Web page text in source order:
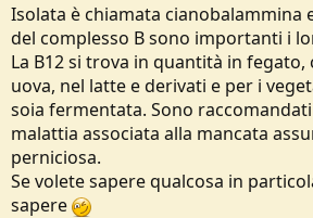
Isolata è chiamata cianobalammina
del complesso B sono importanti i
La B12 si trova in quantità in fegato,
uova, nel latte e derivati e per i
soia fermentata. Sono
malattia associata alla mancata
perniciosa.
Se volete sapere qualcosa in
sapere